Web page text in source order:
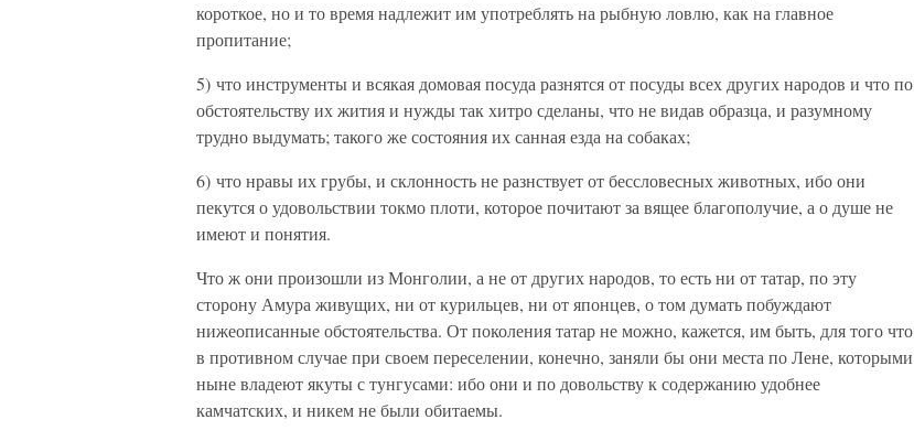
короткое, но и то время надлежит им употреблять на рыбную ловлю, как на главное
пропитание;
5) что инструменты и всякая домовая посуда разнятся от посуды всех других народов и что по
обстоятельству их жития и нужды так хитро сделаны, что не видав образца, и разумному
трудно выдумать; такого же состояния их санная езда на собаках;
6) что нравы их грубы, и склонность не разнствует от бессловесных животных, ибо они
пекутся о удовольствии токмо плоти, которое почитают за вящее благополучие, а о душе не
имеют и понятия.
Что ж они произошли из Монголии, а не от других народов, то есть ни от татар, по эту
сторону Амура живущих, ни от курильцев, ни от японцев, о том думать побуждают
нижеописанные обстоятельства. От поколения татар не можно, кажется, им быть, для того что
в противном случае при своем переселении, конечно, заняли бы они места по Лене, которыми
ныне владеют якуты с тунгусами: ибо они и по довольству к содержанию удобнее
камчатских, и никем не были обитаемы.